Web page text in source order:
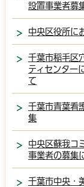
設置事業者募
中央区役所に
千葉市稲毛区
ティセンター
て
千葉市青葉看
集
中央区蘇我コ
事業者の募集
千葉市中央・